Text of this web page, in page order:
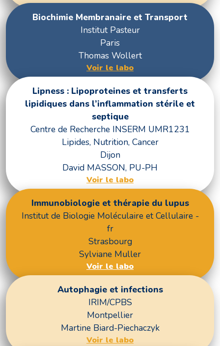
Biochimie Membranaire et Transport
Institut Pasteur
Paris
Thomas Wollert
Voir le labo
Lipness : Lipoproteines et transferts
lipidiques dans l’inflammation stérile et
septique
Centre de Recherche INSERM UMR1231
Lipides, Nutrition, Cancer
Dijon
David MASSON, PU-PH
Voir le labo
Immunobiologie et thérapie du lupus
Institut de Biologie Moléculaire et Cellulaire -
fr
Strasbourg
Sylviane Muller
Voir le labo
Autophagie et infections
IRIM/CPBS
Montpellier
Martine Biard-Piechaczyk
Voir le labo